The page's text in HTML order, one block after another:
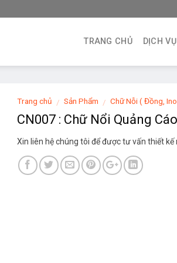
TRANG CHỦ DỊCH VỤ
Trang chủ / Sản Phẩm / Chữ Nỗi ( Đồng,
CN007 : Chữ Nổi Quảng
Xin liên hệ chúng tôi để được tư vấn thiết kế